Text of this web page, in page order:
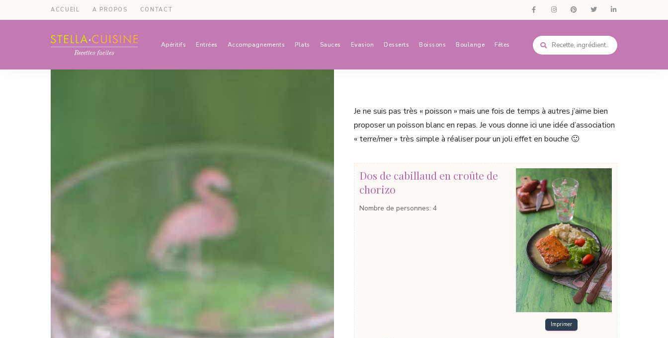
ACCUEIL A PROPOS CONTACT
Recettes
végétariennes
Recettes
Apéritifs Entrées Accompagnements Plats Sauces Evasion Desserts Boissons Boulange Fêtes
Je ne suis pas très « poisson » mais une fois de temps à autres j’aime bien
proposer un poisson blanc en repas. Je vous donne ici une idée d’association
« terre/mer » très simple à réaliser pour un joli effet en bouche 🙂
Imprimer
Dos de cabillaud en croûte de
chorizo
Nombre de personnes: 4